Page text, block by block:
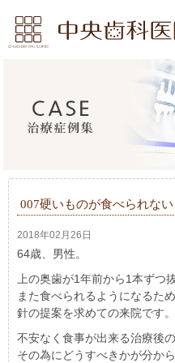
007硬いものが食べられな
2018年02月26日
64歳、男性。
上の奥歯が1年前から1本ずつ
また食べられるようになるた
針の提案を求めての来院です。
不安なく食事が出来る治療後
その為にどうすべきかが分か